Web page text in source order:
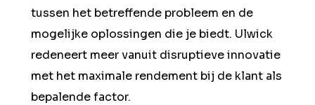
tussen het betreffende probleem en de
mogelijke oplossingen die je biedt. Ulwick
redeneert meer vanuit disruptieve innovatie
met het maximale rendement bij de klant als
bepalende factor.